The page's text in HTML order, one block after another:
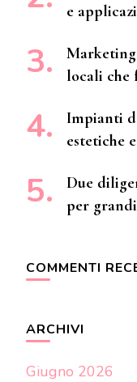
e
locali che
Impianti
estetiche
Due
per
COMMENTI
ARCHIVI
Giugno 2026